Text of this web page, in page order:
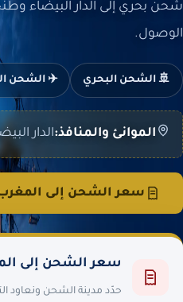
شحن بحري إلى الدار البيضاء
الوصول.
🚢 الشحن البحري ✈️ الشحن
الموانئ والمنافذ:الدار
سعر الشحن إلى
سعر الشحن إلى
حدّد مدينة الشحن ونعاود